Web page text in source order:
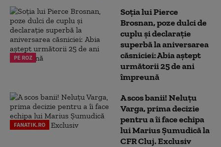
PE ROZ
Soția lui Pierce
Brosnan, poze dulci de
cuplu și declarație
superbă la aniversarea
căsniciei: Abia aștept
următorii 25 de ani
împreună
FANATIK.RO
A scos banii! Neluțu
Varga, prima decizie
pentru a îi face echipa
lui Marius Șumudică la
CFR Cluj. Exclusiv